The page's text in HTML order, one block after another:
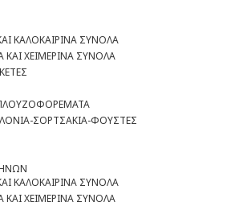
ΚΑΛΟΚΑΙΡΙΝΑ ΣΥΝΟΛΑ
ΧΕΙΜΕΡΙΝΑ ΣΥΝΟΛΑ
ΣΟΡΤΣΑΚΙΑ-ΦΟΥΣΤΕΣ
ΚΑΛΟΚΑΙΡΙΝΑ ΣΥΝΟΛΑ
ΧΕΙΜΕΡΙΝΑ ΣΥΝΟΛΑ